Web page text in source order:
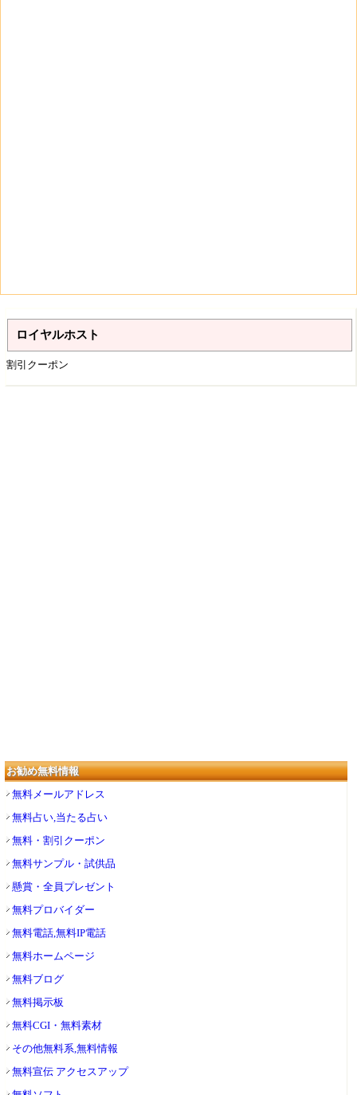
ロイヤルホスト
割引クーポン
お勧め無料情報
無料メールアドレス
無料占い,当たる占い
無料・割引クーポン
無料サンプル・試供品
懸賞・全員プレゼント
無料プロバイダー
無料電話,無料IP電話
無料ホームページ
無料ブログ
無料掲示板
無料CGI・無料素材
その他無料系,無料情報
無料宣伝 アクセスアップ